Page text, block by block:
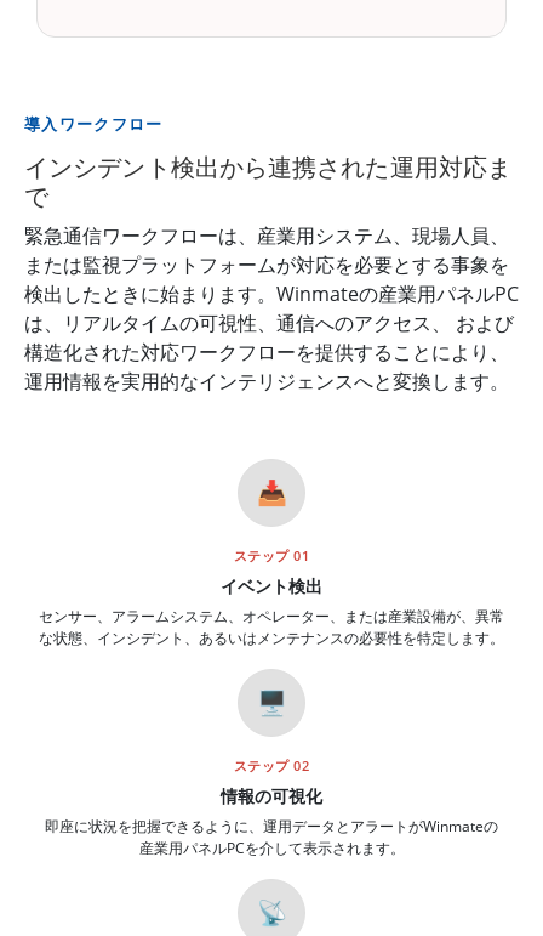
導入ワークフロー
インシデント検出から連携された運用対応ま
で
緊急通信ワークフローは、産業用システム、現場人員、
または監視プラットフォームが対応を必要とする事象を
検出したときに始まります。Winmateの産業用パネルPC
は、リアルタイムの可視性、通信へのアクセス、 および
構造化された対応ワークフローを提供することにより、
運用情報を実用的なインテリジェンスへと変換します。
📥
ステップ 01
イベント検出
センサー、アラームシステム、オペレーター、または産業設備が、異常
な状態、インシデント、あるいはメンテナンスの必要性を特定します。
🖥️
ステップ 02
情報の可視化
即座に状況を把握できるように、運用データとアラートがWinmateの
産業用パネルPCを介して表示されます。
📡